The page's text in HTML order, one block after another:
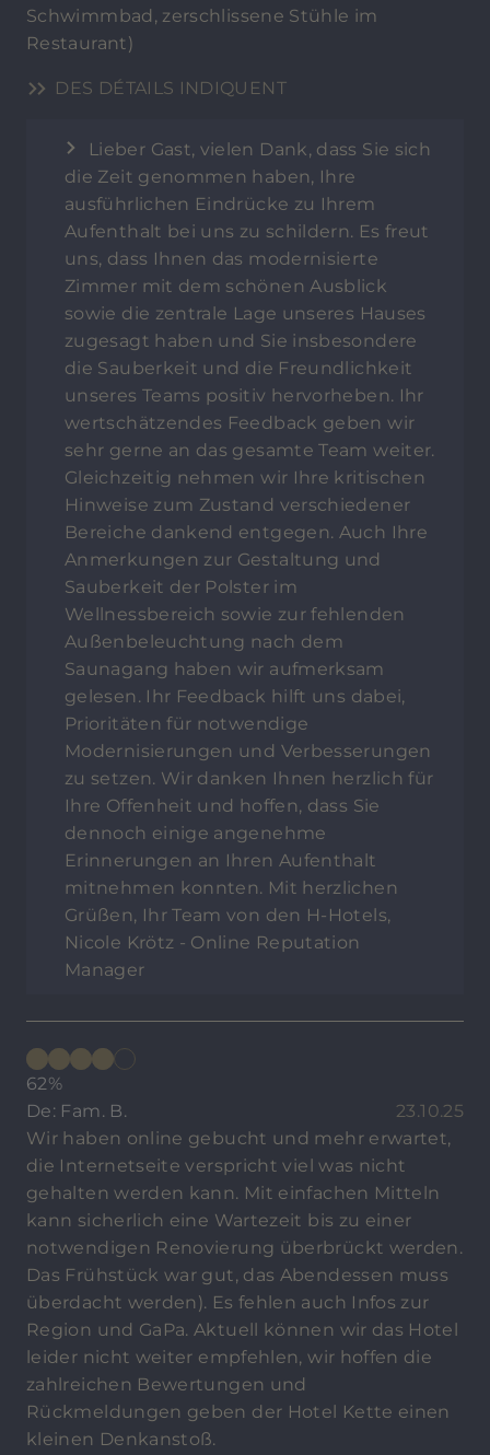
Schwimmbad, zerschlissene Stühle im
Restaurant)
DES DÉTAILS INDIQUENT
Lieber Gast, vielen Dank, dass Sie sich
die Zeit genommen haben, Ihre
ausführlichen Eindrücke zu Ihrem
Aufenthalt bei uns zu schildern. Es freut
uns, dass Ihnen das modernisierte
Zimmer mit dem schönen Ausblick
sowie die zentrale Lage unseres Hauses
zugesagt haben und Sie insbesondere
die Sauberkeit und die Freundlichkeit
unseres Teams positiv hervorheben. Ihr
wertschätzendes Feedback geben wir
sehr gerne an das gesamte Team weiter.
Gleichzeitig nehmen wir Ihre kritischen
Hinweise zum Zustand verschiedener
Bereiche dankend entgegen. Auch Ihre
Anmerkungen zur Gestaltung und
Sauberkeit der Polster im
Wellnessbereich sowie zur fehlenden
Außenbeleuchtung nach dem
Saunagang haben wir aufmerksam
gelesen. Ihr Feedback hilft uns dabei,
Prioritäten für notwendige
Modernisierungen und Verbesserungen
zu setzen. Wir danken Ihnen herzlich für
Ihre Offenheit und hoffen, dass Sie
dennoch einige angenehme
Erinnerungen an Ihren Aufenthalt
mitnehmen konnten. Mit herzlichen
Grüßen, Ihr Team von den H-Hotels,
Nicole Krötz - Online Reputation
Manager
62%
De: Fam. B.
23.10.25
Wir haben online gebucht und mehr erwartet,
die Internetseite verspricht viel was nicht
gehalten werden kann. Mit einfachen Mitteln
kann sicherlich eine Wartezeit bis zu einer
notwendigen Renovierung überbrückt werden.
Das Frühstück war gut, das Abendessen muss
überdacht werden). Es fehlen auch Infos zur
Region und GaPa. Aktuell können wir das Hotel
leider nicht weiter empfehlen, wir hoffen die
zahlreichen Bewertungen und
Rückmeldungen geben der Hotel Kette einen
kleinen Denkanstoß.